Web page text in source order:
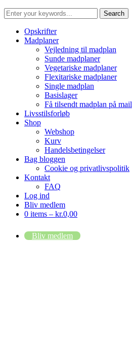
Opskrifter
Madplaner
Vejledning til madplan
Sunde madplaner
Vegetariske madplaner
Flexitariske madplaner
Single madplan
Basislager
Få tilsendt madplan på mail
Livsstilsforløb
Shop
Webshop
Kurv
Handelsbetingelser
Bag bloggen
Cookie og privatlivspolitik
Kontakt
FAQ
Log ind
Bliv medlem
0 items – kr.0,00
Bliv medlem